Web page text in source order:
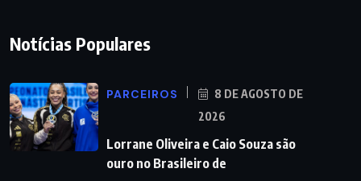
Notícias Populares
PARCEIROS
8 DE AGOSTO DE
2026
Lorrane Oliveira e Caio Souza são
ouro no Brasileiro de